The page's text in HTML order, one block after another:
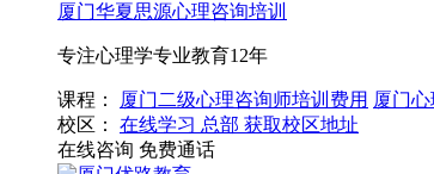
厦门华夏思源心理咨询培训
专注心理学专业教育12年
课程： 厦门二级心理咨询师培训费用 厦门
校区：
在线学习 总部 获取校区地址
在线咨询 免费通话